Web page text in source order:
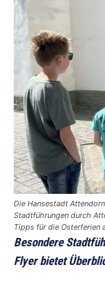
Die Hansestadt
Stadtführungen durch
Tipps für die Osterferien
Besondere
Flyer bietet